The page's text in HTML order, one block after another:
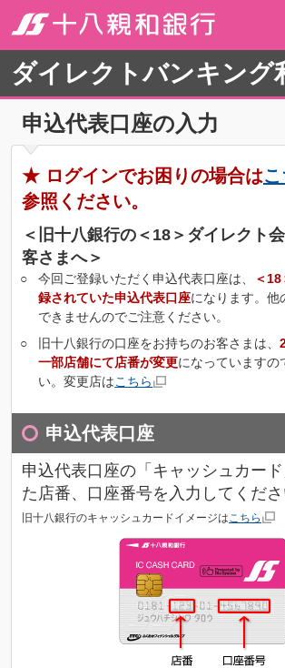
ダイレクトバンキング
申込代表口座の入力
★ ログインでお困りの場合は
参照ください。
＜旧十八銀行の＜18＞ダイレクト
客さまへ＞
○ 今回ご登録いただく申込代表口座は、
＜
録されていた申込代表口座になります。他
できませんのでご注意ください。
○
旧十八銀行の口座をお持ちのお客さまは、
一部店舗にて店番が変更になっていますの
い。変更店はこちら
申込代表口座
申込代表口座の「キャッシュカー
た店番、口座番号を入力してくださ
旧十八銀行のキャッシュカードイメージはこちら